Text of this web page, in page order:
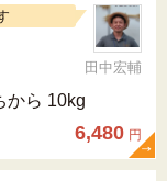
田中宏輔
から 10kg
6,480 円